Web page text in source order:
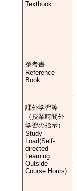
Textbook
参考書
Reference
Book
課外学習等
（授業時間外
学習の指示）
Study
Load(Self-
directed
Learning
Outside
Course Hours)